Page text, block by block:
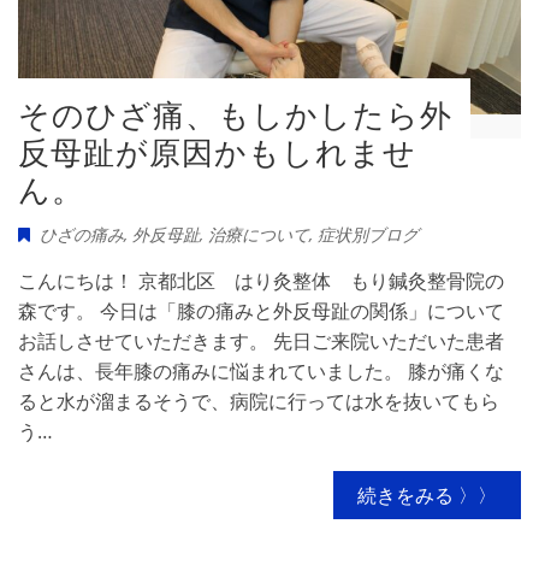
そのひざ痛、もしかしたら外
反母趾が原因かもしれませ
ん。
ひざの痛み, 外反母趾, 治療について, 症状別ブログ
こんにちは！ 京都北区 はり灸整体 もり鍼灸整骨院の
森です。 今日は「膝の痛みと外反母趾の関係」について
お話しさせていただきます。 先日ご来院いただいた患者
さんは、長年膝の痛みに悩まれていました。 膝が痛くな
ると水が溜まるそうで、病院に行っては水を抜いてもら
う…
続きをみる 〉〉